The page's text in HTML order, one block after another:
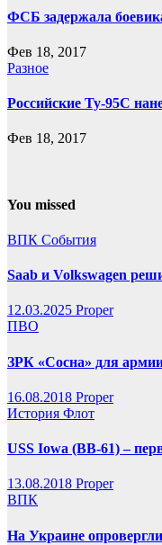
ФСБ задержала
Фев 18, 2017
Разное
Российские Ту-95С
Фев 18, 2017
You missed
ВПК События
Saab и Volkswagen
12.03.2025 Proper
ПВО
ЗРК «Сосна» для
16.08.2018 Proper
История Флот
USS Iowa (BB-61) –
13.08.2018 Proper
ВПК
На Украине